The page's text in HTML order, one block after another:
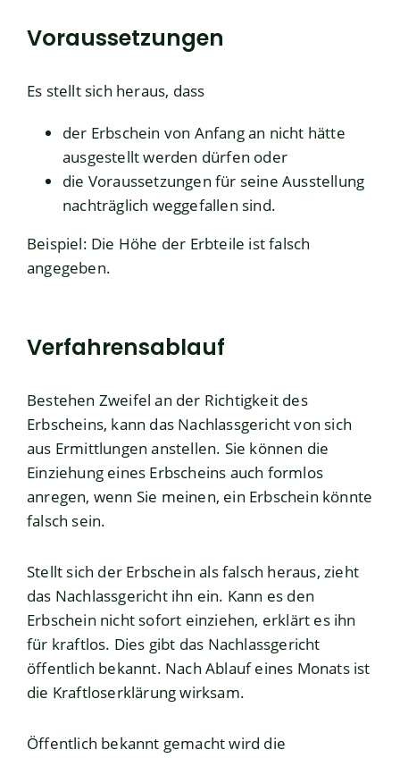
Voraussetzungen
Es stellt sich heraus, dass
der Erbschein von Anfang an nicht hätte
ausgestellt werden dürfen oder
die Voraussetzungen für seine Ausstellung
nachträglich weggefallen sind.
Beispiel: Die Höhe der Erbteile ist falsch
angegeben.
Verfahrensablauf
Bestehen Zweifel an der Richtigkeit des
Erbscheins, kann das Nachlassgericht von sich
aus Ermittlungen anstellen. Sie können die
Einziehung eines Erbscheins auch formlos
anregen, wenn Sie meinen, ein Erbschein könnte
falsch sein.
Stellt sich der Erbschein als falsch heraus, zieht
das Nachlassgericht ihn ein. Kann es den
Erbschein nicht sofort einziehen, erklärt es ihn
für kraftlos. Dies gibt das Nachlassgericht
öffentlich bekannt. Nach Ablauf eines Monats ist
die Kraftloserklärung wirksam.
Öffentlich bekannt gemacht wird die